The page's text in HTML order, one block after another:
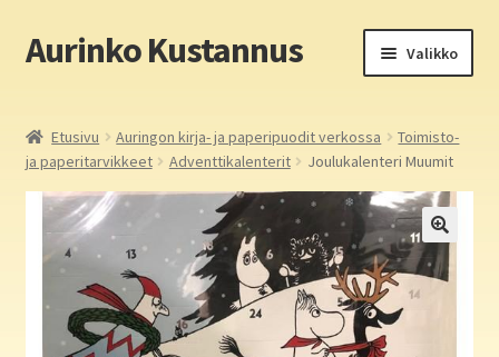
Siirry
navigointiin
Siirry
sisältöön
Aurinko Kustannus Valikko
Yritys
In English
Yhteystiedot
Aurinko Kustannus: kirjat
Etusivu Auringon kirja- ja paperipuodit verkossa
Toimisto-
ja paperitarvikkeet
Adventtikalenterit Joulukalenteri Muumit